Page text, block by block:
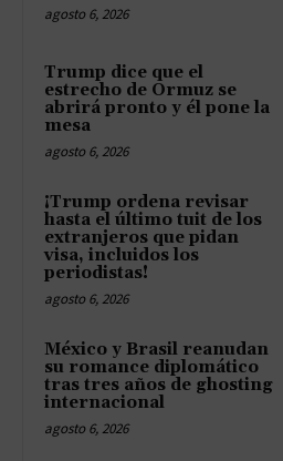
agosto 6, 2026
Trump dice que el
estrecho de Ormuz se
abrirá pronto y él pone la
mesa
agosto 6, 2026
¡Trump ordena revisar
hasta el último tuit de los
extranjeros que pidan
visa, incluidos los
periodistas!
agosto 6, 2026
México y Brasil reanudan
su romance diplomático
tras tres años de ghosting
internacional
agosto 6, 2026